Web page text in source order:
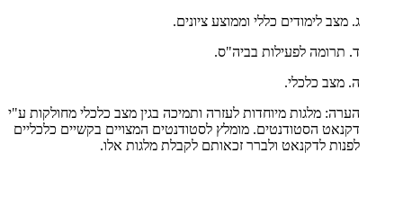
ג. מצב לימודים כללי וממוצע ציונים.
ד. תרומה לפעילות בביה"ס.
ה. מצב כלכלי.
הערה: מלגות מיוחדות לעזרה ותמיכה בגין מצב כלכלי מחולקות ע"י
דקנאט הסטודנטים. מומלץ לסטודנטים המצויים בקשיים כלכליים
לפנות לדקנאט ולברר זכאותם לקבלת מלגות אלו.